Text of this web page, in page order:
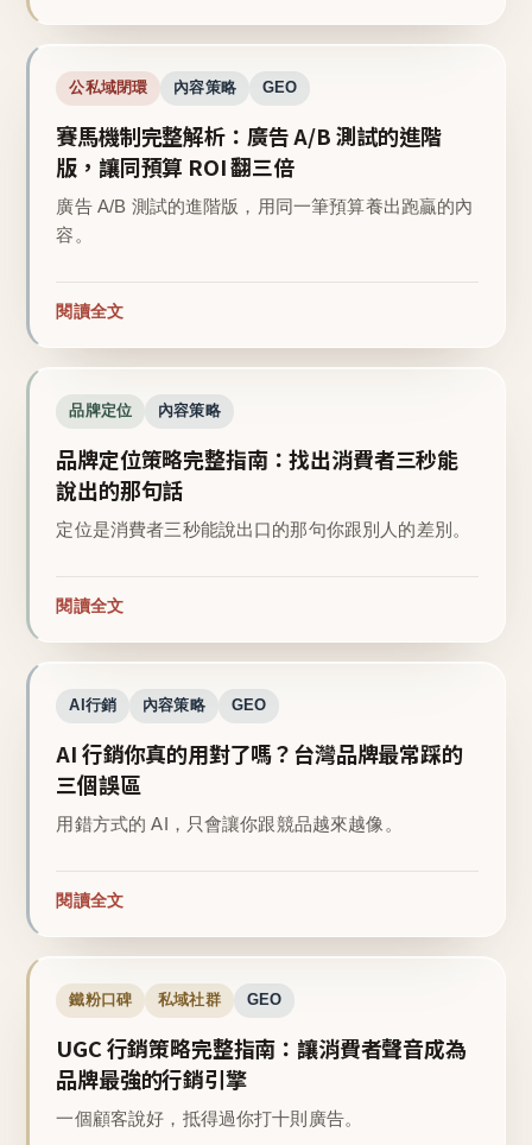
公私域閉環 內容策略 GEO
賽馬機制完整解析：廣告 A/B 測試的進階
版，讓同預算 ROI 翻三倍
廣告 A/B 測試的進階版，用同一筆預算養出跑贏的內
容。
閱讀全文
品牌定位 內容策略
品牌定位策略完整指南：找出消費者三秒能
說出的那句話
定位是消費者三秒能說出口的那句你跟別人的差別。
閱讀全文
AI行銷 內容策略 GEO
AI 行銷你真的用對了嗎？台灣品牌最常踩的
三個誤區
用錯方式的 AI，只會讓你跟競品越來越像。
閱讀全文
鐵粉口碑 私域社群 GEO
UGC 行銷策略完整指南：讓消費者聲音成為
品牌最強的行銷引擎
一個顧客說好，抵得過你打十則廣告。